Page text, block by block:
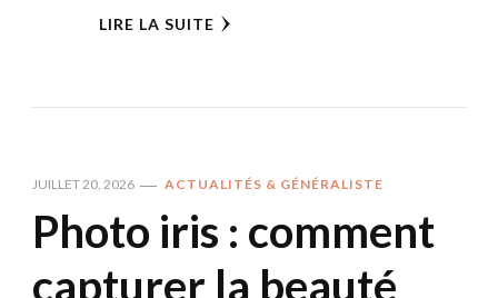
LIRE LA SUITE
JUILLET 20, 2026 ACTUALITÉS & GÉNÉRALISTE
Photo iris : comment
capturer la beauté